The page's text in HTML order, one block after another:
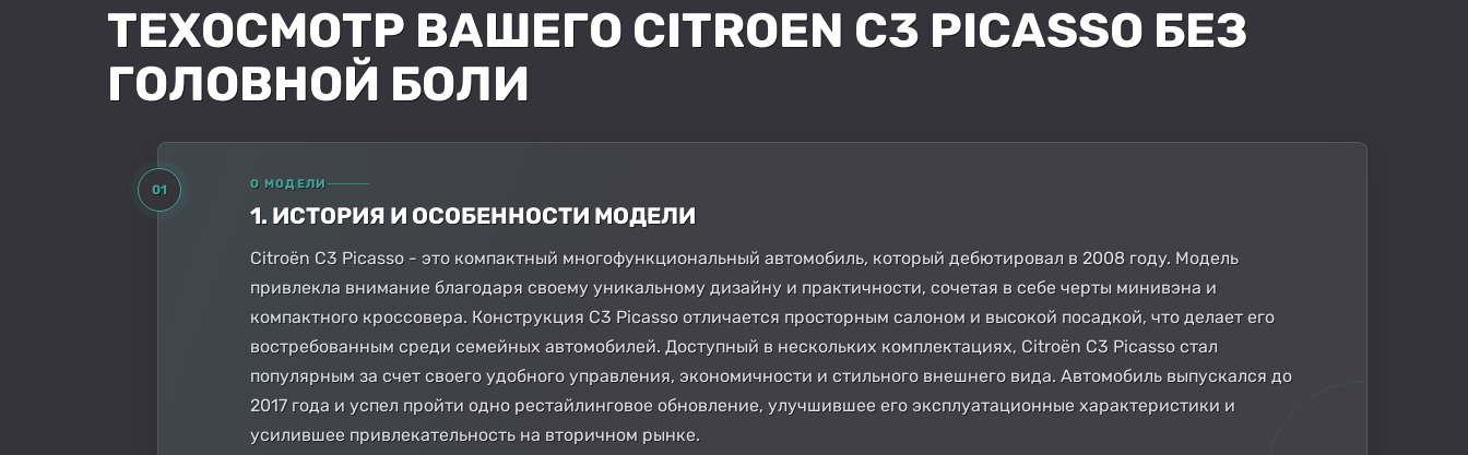
ТЕХОСМОТР ВАШЕГО CITROEN C3 PICASSO БЕЗ
ГОЛОВНОЙ БОЛИ
01 О МОДЕЛИ
1. ИСТОРИЯ И ОСОБЕННОСТИ МОДЕЛИ
Citroën C3 Picasso - это компактный многофункциональный автомобиль, который дебютировал в 2008 году. Модель
привлекла внимание благодаря своему уникальному дизайну и практичности, сочетая в себе черты минивэна и
компактного кроссовера. Конструкция C3 Picasso отличается просторным салоном и высокой посадкой, что делает его
востребованным среди семейных автомобилей. Доступный в нескольких комплектациях, Citroën C3 Picasso стал
популярным за счет своего удобного управления, экономичности и стильного внешнего вида. Автомобиль выпускался до
2017 года и успел пройти одно рестайлинговое обновление, улучшившее его эксплуатационные характеристики и
усилившее привлекательность на вторичном рынке.